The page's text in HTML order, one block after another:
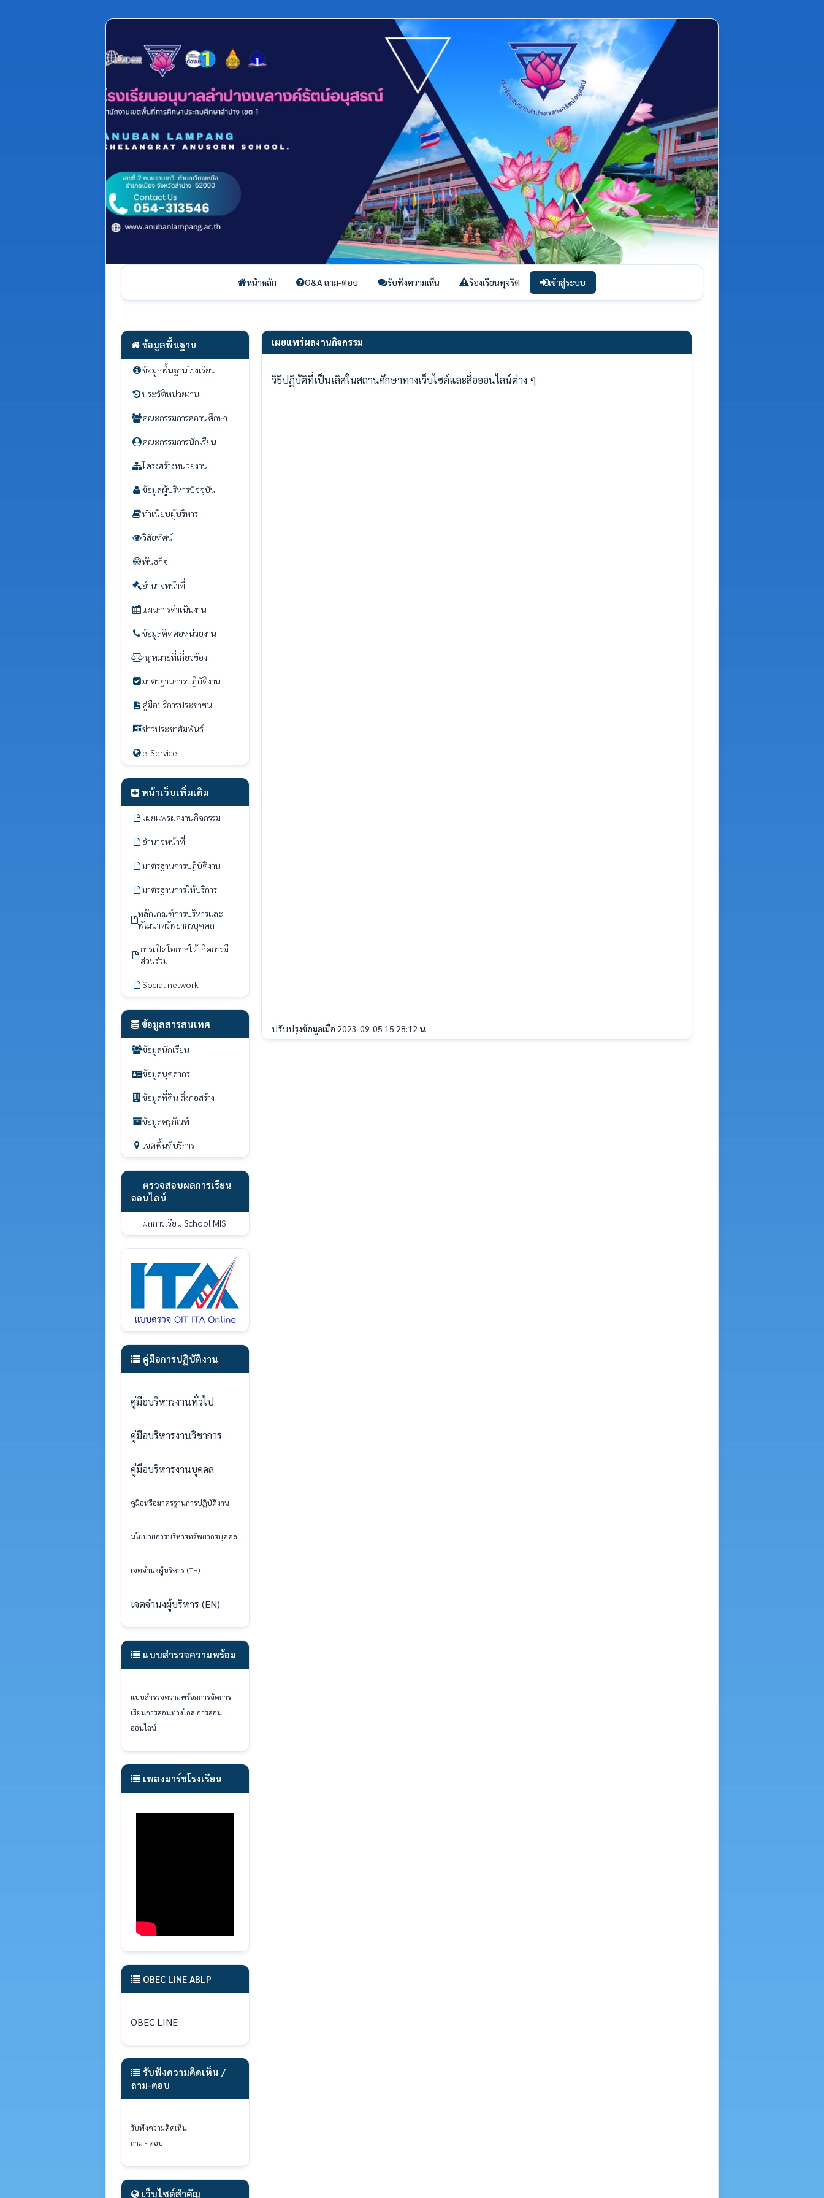
หน้าหลัก Q&A ถาม-ตอบ รับฟังความเห็น ร้องเรียนทุจริต เข้าสู่ระบบ
ข้อมูลพื้นฐาน
ข้อมูลพื้นฐานโรงเรียน
ประวัติหน่วยงาน
คณะกรรมการสถานศึกษา
คณะกรรมการนักเรียน
โครงสร้างหน่วยงาน
ข้อมูลผู้บริหารปัจจุบัน
ทำเนียบผู้บริหาร
วิสัยทัศน์
พันธกิจ
อำนาจหน้าที่
แผนการดำเนินงาน
ข้อมูลติดต่อหน่วยงาน
กฎหมายที่เกี่ยวข้อง
มาตรฐานการปฏิบัติงาน
คู่มือบริการประชาชน
ข่าวประชาสัมพันธ์
e-Service
หน้าเว็บเพิ่มเติม
เผยแพร่ผลงานกิจกรรม
อำนาจหน้าที่
มาตรฐานการปฏิบัติงาน
มาตรฐานการให้บริการ
หลักเกณฑ์การบริหารและ
พัฒนาทรัพยากรบุคคล
การเปิดโอกาสให้เกิดการมี
ส่วนร่วม
Social network
ข้อมูลสารสนเทศ
ข้อมูลนักเรียน
ข้อมูลบุคลากร
ข้อมูลที่ดิน สิ่งก่อสร้าง
ข้อมูลครุภัณฑ์
เขตพื้นที่บริการ
ตรวจสอบผลการเรียน
ออนไลน์
ผลการเรียน School MIS
คู่มือการปฏิบัติงาน
คู่มือบริหารงานทั่วไป
คู่มือบริหารงานวิชาการ
คู่มือบริหารงานบุคคล
คู่มือหรือมาตรฐานการปฏิบัติงาน
นโยบายการบริหารทรัพยากรบุคคล
เจตจำนงผู้บริหาร (TH)
เจตจำนงผู้บริหาร (EN)
แบบสำรวจความพร้อม
แบบสำรวจความพร้อมการจัดการ
เรียนการสอนทางไกล การสอน
ออนไลน์
เพลงมาร์ชโรงเรียน
OBEC LINE ABLP
OBEC LINE
รับฟังความคิดเห็น /
ถาม-ตอบ
รับฟังความคิดเห็น
ถาม - ตอบ
เว็บไซต์สำคัญ
เผยแพร่ผลงานกิจกรรม
วิธีปฏิบัติที่เป็นเลิศในสถานศึกษาทางเว็บไซต์และสื่อออนไลน์ต่าง ๆ
ปรับปรุงข้อมูลเมื่อ 2023-09-05 15:28:12 น.